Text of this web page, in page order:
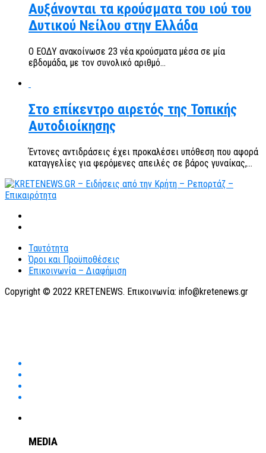
Αυξάνονται τα κρούσματα του ιού του
Δυτικού Νείλου στην Ελλάδα
Ο ΕΟΔΥ ανακοίνωσε 23 νέα κρούσματα μέσα σε μία
εβδομάδα, με τον συνολικό αριθμό...
Στο επίκεντρο αιρετός της Τοπικής
Αυτοδιοίκησης
Έντονες αντιδράσεις έχει προκαλέσει υπόθεση που αφορά
καταγγελίες για φερόμενες απειλές σε βάρος γυναίκας,...
Ταυτότητα
Όροι και Προϋποθέσεις
Επικοινωνία – Διαφήμιση
Copyright © 2022 KRETENEWS. Επικοινωνία: info@kretenews.gr
MEDIA